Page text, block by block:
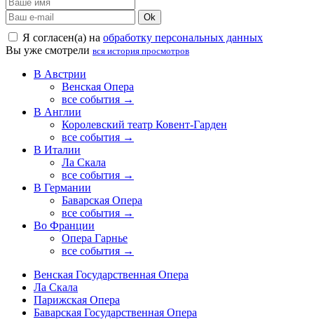
Ok
Я согласен(а) на обработку персональных данных
Вы уже смотрели вся история просмотров
В Австрии
Венская Опера
все события →
В Англии
Королевский театр Ковент-Гарден
все события →
В Италии
Ла Скала
все события →
В Германии
Баварская Опера
все события →
Во Франции
Опера Гарнье
все события →
Венская Государственная Опера
Ла Скала
Парижская Опера
Баварская Государственная Опера